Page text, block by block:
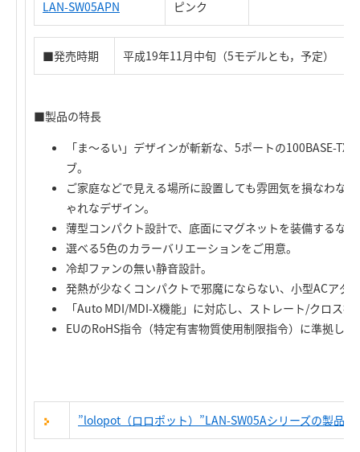
LAN-SW05APN ピンク
■発売時期 平成19年11月中旬（5モデルとも，予定）
■製品の特長
「ま～るい」デザインが斬新な、5ポートの100BASE-
ブ。
ご家庭などで見える場所に設置しても雰囲気を損なわな
ゃれなデザイン。
薄型コンパクト設計で、底面にマグネットを装備するな
選べる5色のカラーバリエーションをご用意。
冷却ファンの無い静音設計。
発熱が少なくコンパクトで邪魔にならない、小型ACアダ
「Auto MDI/MDI-X機能」に対応し、ストレート/クロス
EUのRoHS指令（特定有害物質使用制限指令）に準拠し
”lolopot（ロロポット）”LAN-SW05Aシリーズの製品情